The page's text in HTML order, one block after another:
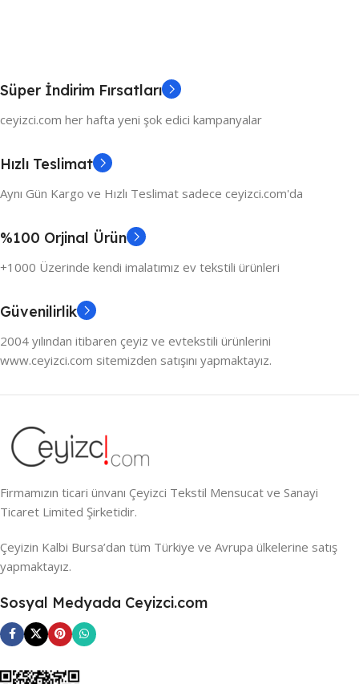
Süper İndirim Fırsatları
ceyizci.com her hafta yeni şok edici kampanyalar
Hızlı Teslimat
Aynı Gün Kargo ve Hızlı Teslimat sadece ceyizci.com'da
%100 Orjinal Ürün
+1000 Üzerinde kendi imalatımız ev tekstili ürünleri
Güvenilirlik
2004 yılından itibaren çeyiz ve evtekstili ürünlerini
www.ceyizci.com sitemizden satışını yapmaktayız.
Firmamızın ticari ünvanı Çeyizci Tekstil Mensucat ve Sanayi
Ticaret Limited Şirketidir.
Çeyizin Kalbi Bursa’dan tüm Türkiye ve Avrupa ülkelerine satış
yapmaktayız.
Sosyal Medyada Ceyizci.com